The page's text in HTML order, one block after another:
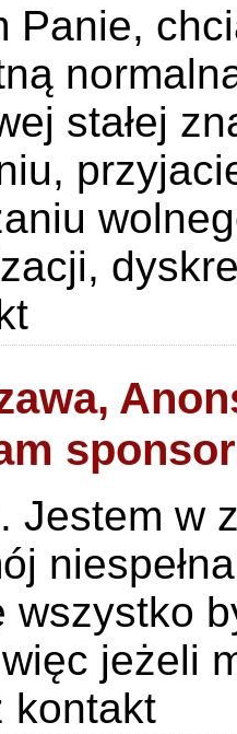
Panie,
stałej
Jestem w
wszystko
jeżeli
kontakt